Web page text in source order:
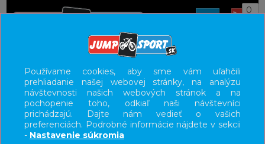
0
UŽÍVATEĽSKÝ PANEL
KATEGÓRIE
HLAVNÉ MENU
Používame cookies, aby sme vám uľahčili
prehliadanie našej webovej stránky, na analýzu
návštevnosti našich webových stránok a na
pochopenie toho, odkiaľ naši návštevníci
prichádzajú. Dajte nám vedieť o vašich
preferenciách. Podrobné informácie nájdete v sekcii
- Nastavenie súkromia